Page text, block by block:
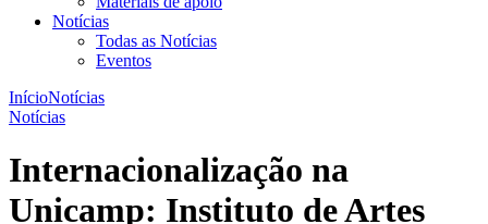
Notícias
Todas as Notícias
Eventos
InícioNotícias
Notícias
Internacionalização na
Unicamp: Instituto de Artes